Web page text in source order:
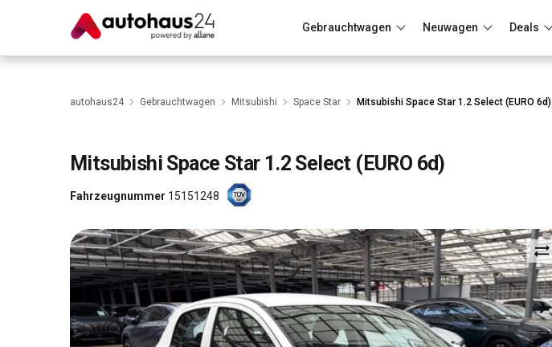
Gebrauchtwagen Neuwagen Deals
Wir bewerten dein AutoRund um die Inzahlungnahme
autohaus24 Gebrauchtwagen Mitsubishi Space Star Mitsubishi Space Star 1.2 Select (EURO 6d)
Mitsubishi Space Star 1.2 Select (EURO 6d)
Fahrzeugnummer 15151248